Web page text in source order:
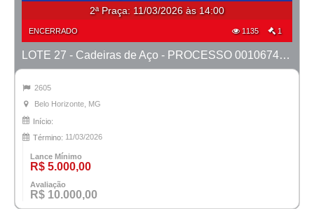
2ª Praça: 11/03/2026 às 14:00
ENCERRADO 1135 1
LOTE 27 - Cadeiras de Aço - PROCESSO 0010674-80.2023-15ª BH
2605
Belo Horizonte, MG
Início:
Término: 11/03/2026
Lance Mínimo
R$ 5.000,00
Avaliação
R$ 10.000,00